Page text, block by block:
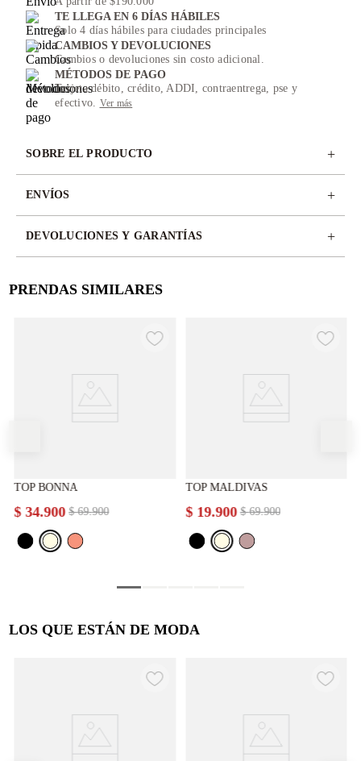
TE LLEGA EN 6 DÍAS HÁBILES
Solo 4 días hábiles para ciudades principales
CAMBIOS Y DEVOLUCIONES
Cambios o devoluciones sin costo adicional.
MÉTODOS DE PAGO
Tarjeta débito, crédito, ADDI, contraentrega, pse y
efectivo. Ver más
SOBRE EL PRODUCTO +
ENVÍOS +
DEVOLUCIONES Y GARANTÍAS +
PRENDAS SIMILARES
TOP BONNA
$ 69.900
$ 34.900
TOP MALDIVAS
$ 69.900
$ 19.900
LOS QUE ESTÁN DE MODA